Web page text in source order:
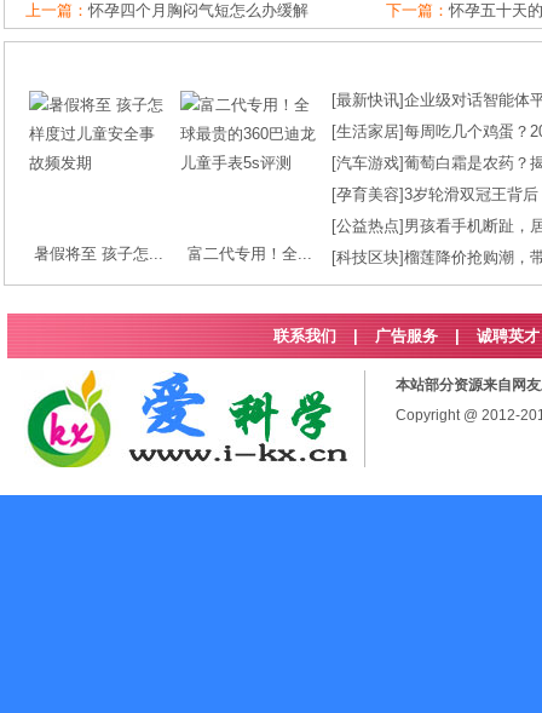
上一篇： 怀孕四个月胸闷气短怎么办缓解 下一篇： 怀孕五十天
暑假将至 孩子怎... 富二代专用！全...
[最新快讯]企业级对话智能体
[生活家居]每周吃几个鸡蛋？
[汽车游戏]葡萄白霜是农药？
[孕育美容]3岁轮滑双冠王背
[公益热点] 男孩看手机断趾，
[科技区块]榴莲降价抢购潮，
联系我们 广告服务 | 诚聘英才
本站部分资源来自网
Copyright @ 2012-